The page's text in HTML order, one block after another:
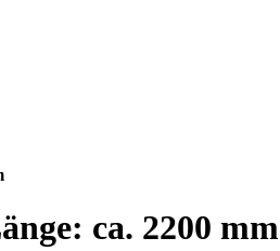
ca. 2200 mm